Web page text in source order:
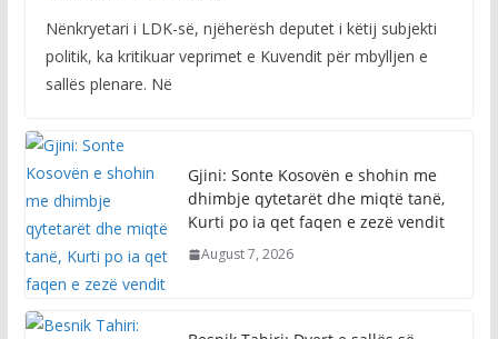
Nënkryetari i LDK-së, njëherësh deputet i këtij subjekti
politik, ka kritikuar veprimet e Kuvendit për mbylljen e
sallës plenare. Në
Gjini: Sonte Kosovën e shohin me
dhimbje qytetarët dhe miqtë tanë,
Kurti po ia qet faqen e zezë vendit
August 7, 2026